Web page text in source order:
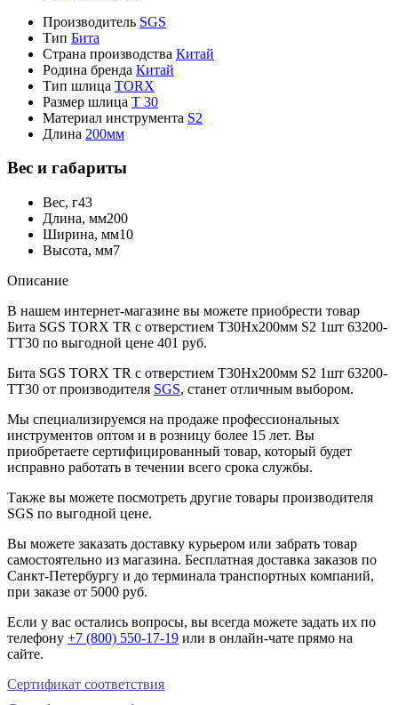
Производитель SGS
Тип Бита
Страна производства Китай
Родина бренда Китай
Тип шлица TORX
Размер шлица T 30
Материал инструмента S2
Длина 200мм
Вес и габариты
Вес, г43
Длина, мм200
Ширина, мм10
Высота, мм7
Описание
В нашем интернет-магазине вы можете приобрести товар
Бита SGS TORX TR с отверстием T30Hх200мм S2 1шт 63200-
TT30 по выгодной цене 401 руб.
Бита SGS TORX TR с отверстием T30Hх200мм S2 1шт 63200-
TT30 от производителя SGS, станет отличным выбором.
Мы специализируемся на продаже профессиональных
инструментов оптом и в розницу более 15 лет. Вы
приобретаете сертифицированный товар, который будет
исправно работать в течении всего срока службы.
Также вы можете посмотреть другие товары производителя
SGS по выгодной цене.
Вы можете заказать доставку курьером или забрать товар
самостоятельно из магазина. Бесплатная доставка заказов по
Санкт-Петербургу и до терминала транспортных компаний,
при заказе от 5000 руб.
Если у вас остались вопросы, вы всегда можете задать их по
телефону +7 (800) 550-17-19 или в онлайн-чате прямо на
сайте.
Сертификат соответствия